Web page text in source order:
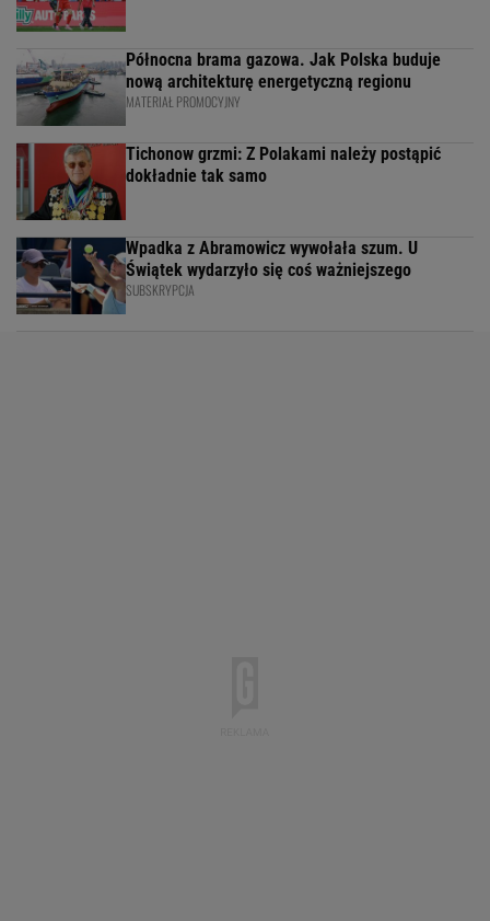
Północna brama gazowa. Jak Polska buduje
nową architekturę energetyczną regionu
MATERIAŁ PROMOCYJNY
Tichonow grzmi: Z Polakami należy postąpić
dokładnie tak samo
Wpadka z Abramowicz wywołała szum. U
Świątek wydarzyło się coś ważniejszego
SUBSKRYPCJA